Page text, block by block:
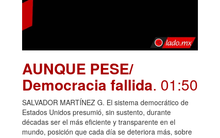
AUNQUE PESE/
Democracia fallida. 01:50
SALVADOR MARTÍNEZ G. El sistema democrático de
Estados Unidos presumió, sin sustento, durante
décadas ser el más eficiente y transparente en el
mundo, posición que cada día se deteriora más, sobre